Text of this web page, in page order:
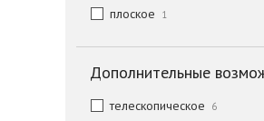
плоское 1
Дополнительные
телескопическое 6